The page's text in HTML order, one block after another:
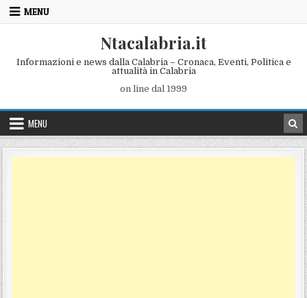
Skip to content
MENU
Ntacalabria.it
Informazioni e news dalla Calabria – Cronaca, Eventi, Politica e
attualità in Calabria
on line dal 1999
MENU